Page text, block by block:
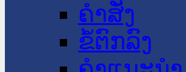
ຄໍາສັ່ງ
ຂໍ້ຕົກລົງ